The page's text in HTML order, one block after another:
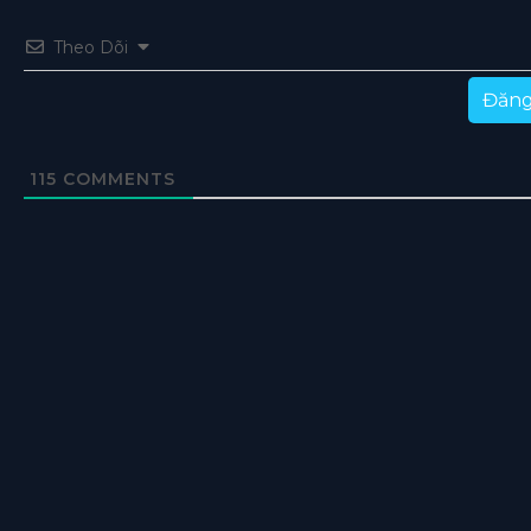
Theo Dõi
115 COMMENTS